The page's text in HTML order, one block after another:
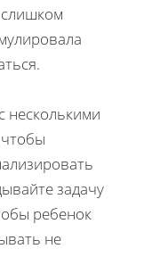
несколькими
задачу
ребенок
не